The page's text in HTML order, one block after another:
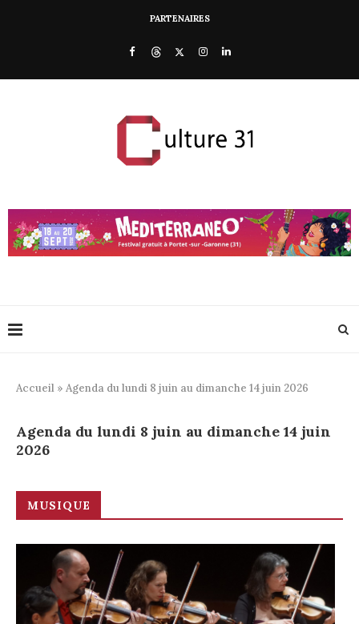
PARTENAIRES
Accueil » Agenda du lundi 8 juin au dimanche 14 juin 2026
Agenda du lundi 8 juin au dimanche 14 juin
2026
MUSIQUE